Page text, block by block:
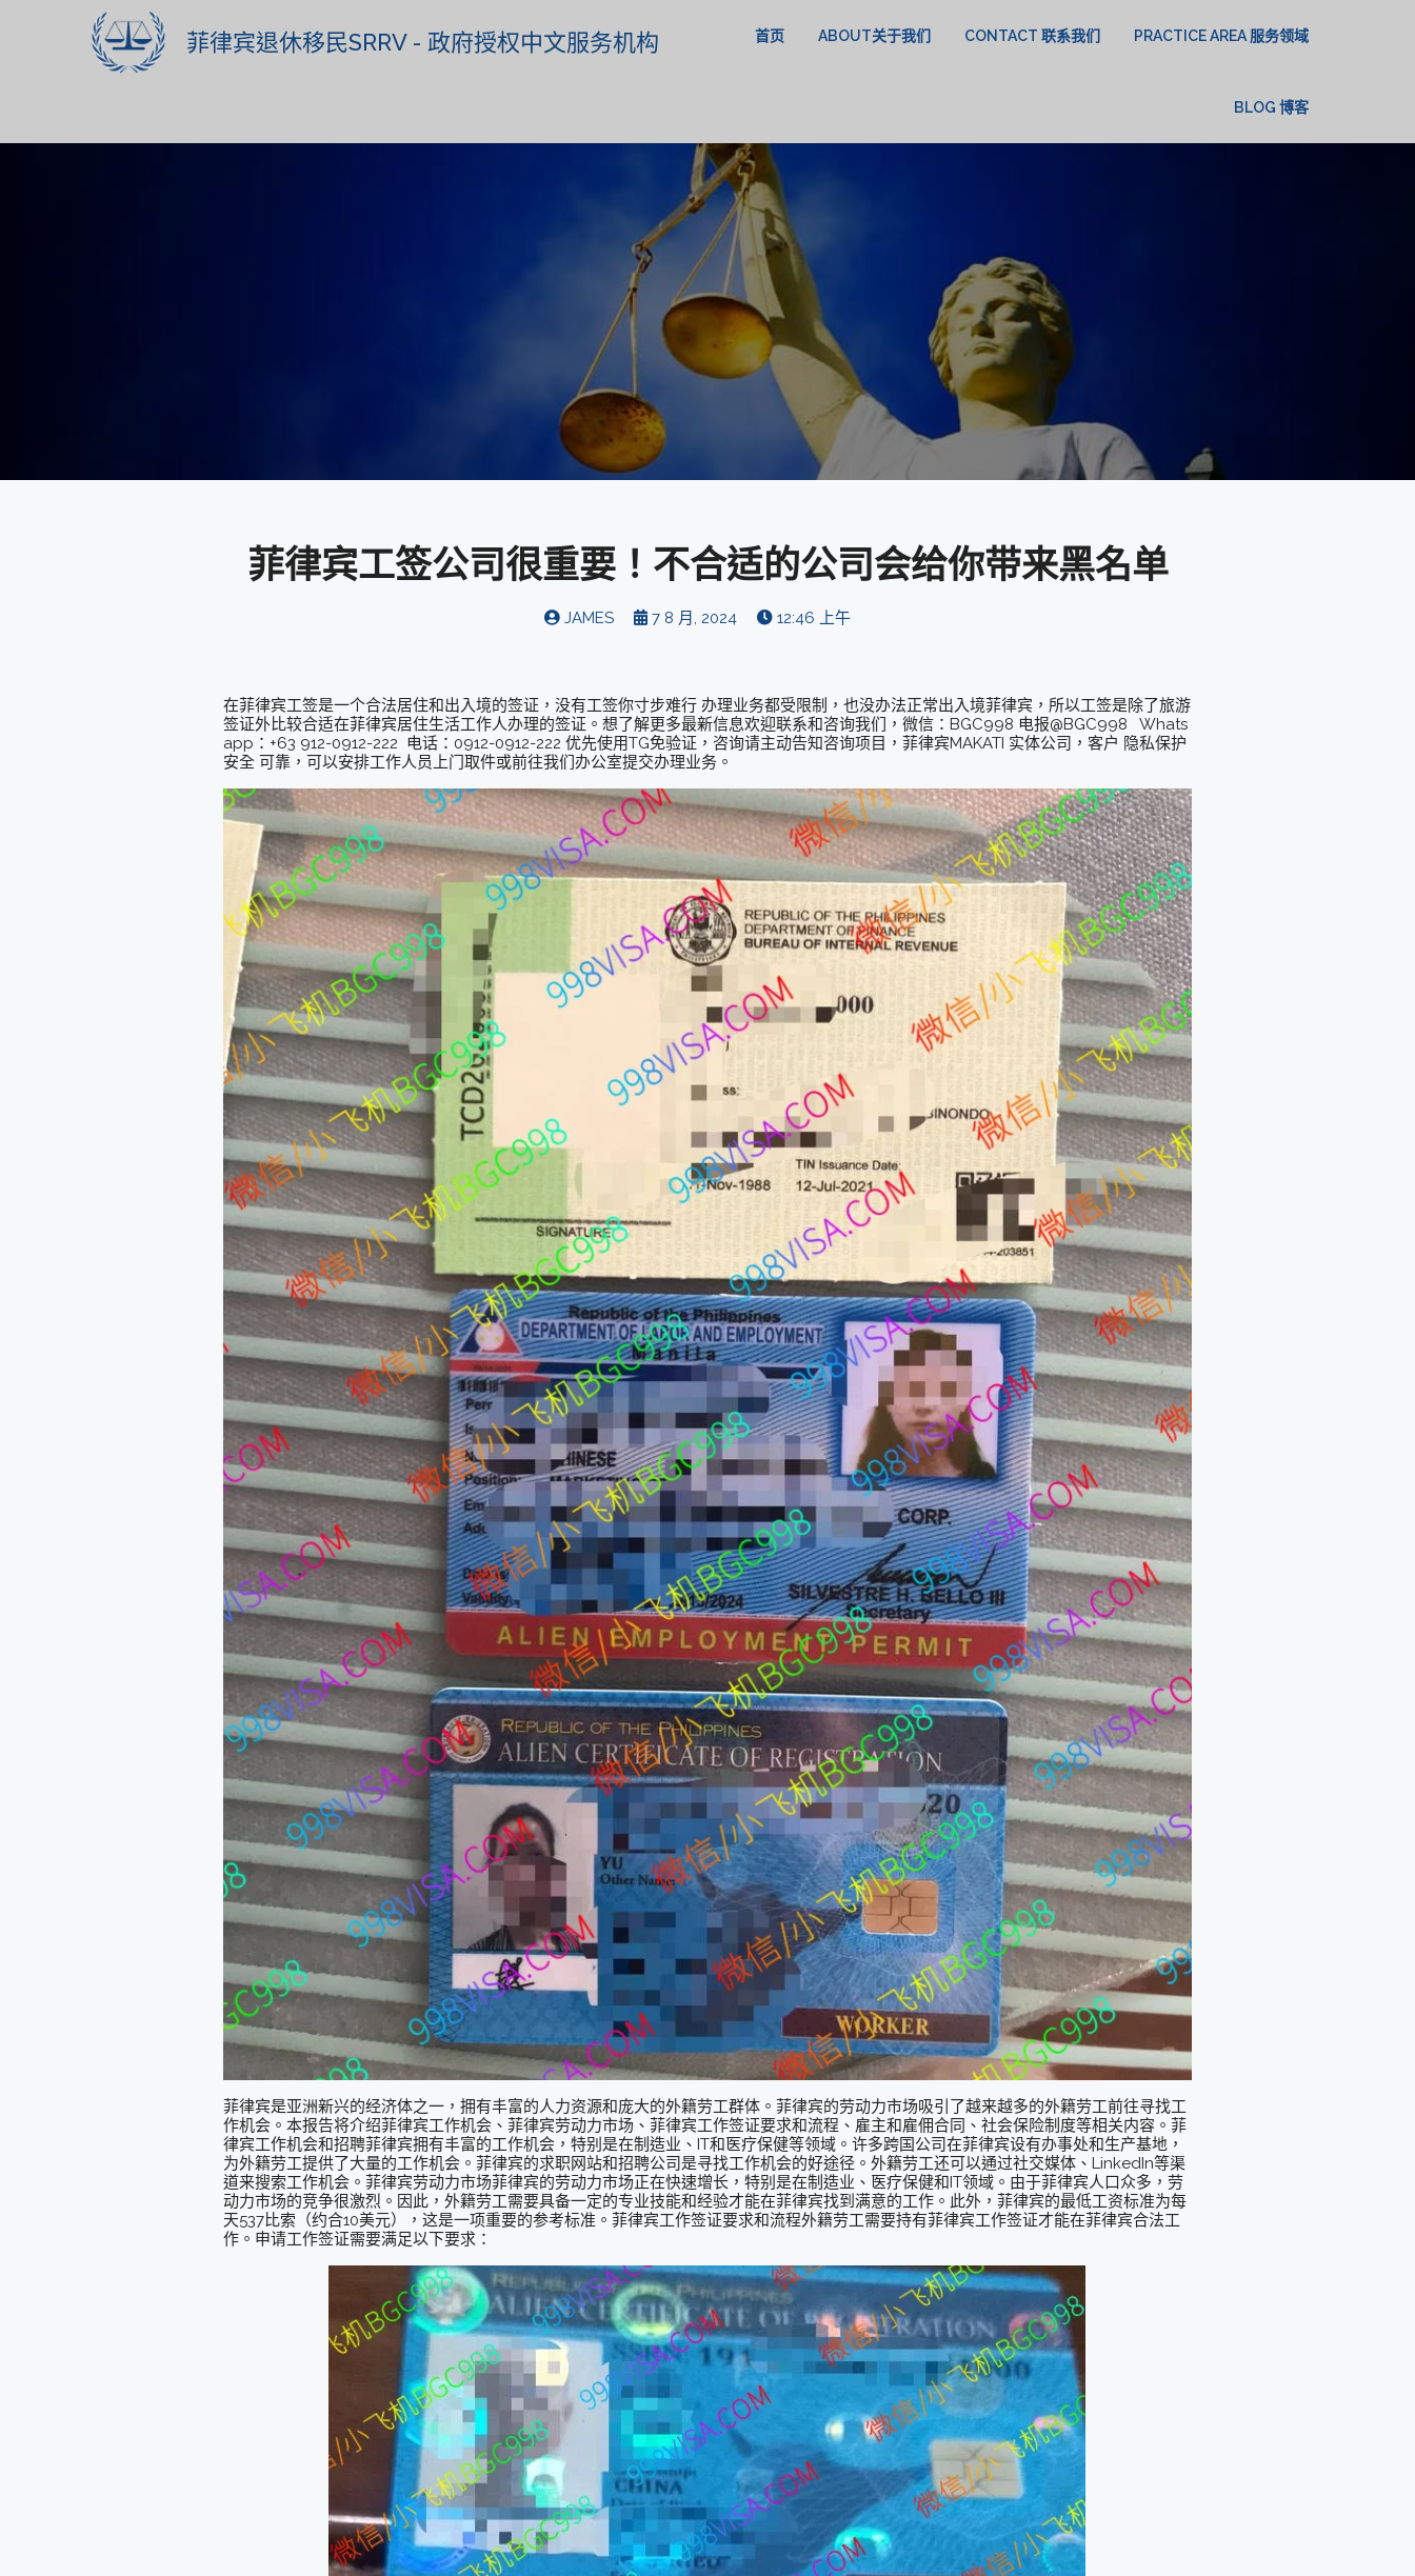
菲律宾退休移民SRRV - 政府授权中文服务机构 首页 ABOUT关于我们 CONTACT 联系我们 PRACTICE AREA 服务领域
BLOG 博客
菲律宾工签公司很重要！不合适的公司会给你带来黑名单
JAMES 7 8 月, 2024 12:46 上午
在菲律宾工签是一个合法居住和出入境的签证，没有工签你寸步难行 办理业务都受限制，也没办法正常出入境菲律宾，所以工签是除了旅游
签证外比较合适在菲律宾居住生活工作人办理的签证。想了解更多最新信息欢迎联系和咨询我们，微信：BGC998 电报@BGC998 Whats
app：+63 912-0912-222 电话：0912-0912-222 优先使用TG免验证，咨询请主动告知咨询项目，菲律宾MAKATI 实体公司，客户 隐私保护
安全 可靠，可以安排工作人员上门取件或前往我们办公室提交办理业务。
菲律宾是亚洲新兴的经济体之一，拥有丰富的人力资源和庞大的外籍劳工群体。菲律宾的劳动力市场吸引了越来越多的外籍劳工前往寻找工
作机会。本报告将介绍菲律宾工作机会、菲律宾劳动力市场、菲律宾工作签证要求和流程、雇主和雇佣合同、社会保险制度等相关内容。菲
律宾工作机会和招聘菲律宾拥有丰富的工作机会，特别是在制造业、IT和医疗保健等领域。许多跨国公司在菲律宾设有办事处和生产基地，
为外籍劳工提供了大量的工作机会。菲律宾的求职网站和招聘公司是寻找工作机会的好途径。外籍劳工还可以通过社交媒体、LinkedIn等渠
道来搜索工作机会。菲律宾劳动力市场菲律宾的劳动力市场正在快速增长，特别是在制造业、医疗保健和IT领域。由于菲律宾人口众多，劳
动力市场的竞争很激烈。因此，外籍劳工需要具备一定的专业技能和经验才能在菲律宾找到满意的工作。此外，菲律宾的最低工资标准为每
天537比索（约合10美元），这是一项重要的参考标准。菲律宾工作签证要求和流程外籍劳工需要持有菲律宾工作签证才能在菲律宾合法工
作。申请工作签证需要满足以下要求：